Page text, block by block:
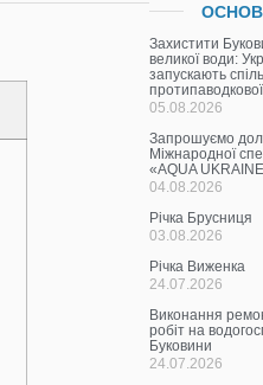
Захистити
великої води:
запускають
05.08.2026
Запрошуємо
Міжнародної
«AQUA
04.08.2026
Річка Брусниця
03.08.2026
Річка Виженка
24.07.2026
Виконання
робіт на
Буковини
24.07.2026